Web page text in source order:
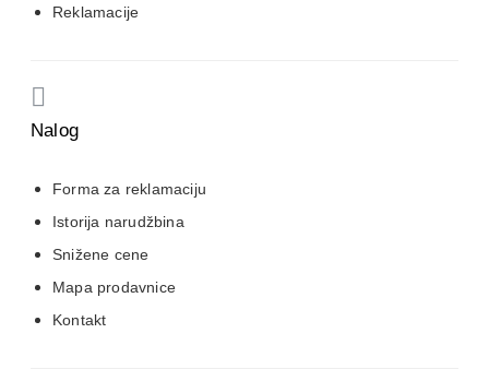
Reklamacije
Nalog
Forma za reklamaciju
Istorija narudžbina
Snižene cene
Mapa prodavnice
Kontakt